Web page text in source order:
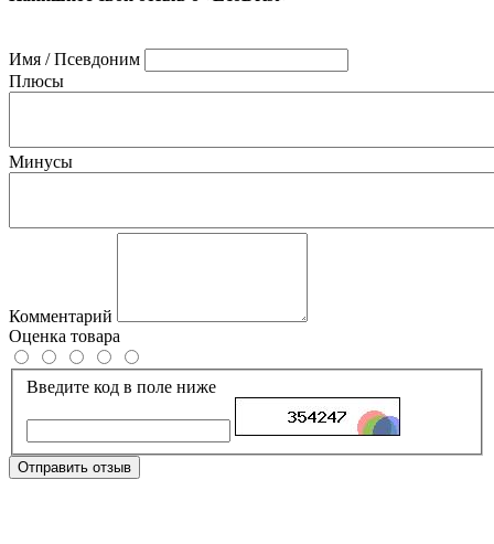
Имя / Псевдоним
Плюсы
Минусы
Комментарий
Оценка товара
Введите код в поле ниже
Отправить отзыв